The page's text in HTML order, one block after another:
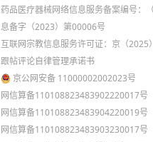
药品医疗器械网络信息服务备案编号：
息备字（2023）第00006号
互联网宗教信息服务许可证：京（2025
跟帖评论自律管理承诺书
京公网安备 11000002002023号
网信算备110108823483902220017号
网信算备110108823483904220019号
网信算备110108823483903230017号